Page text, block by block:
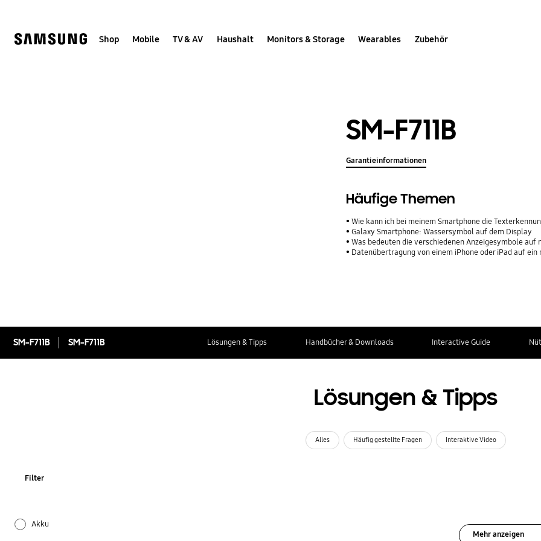
Shop Mobile TV & AV Haushalt Monitors & Storage Wearables Zubehör
SM-F711B
Garantieinformationen
Häufige Themen
Wie kann ich bei meinem Smartphone die
Galaxy Smartphone: Wassersymbol auf dem Display
Was bedeuten die verschiedenen Anzeigesymbole auf
Datenübertragung von einem iPhone oder iPad auf
SM-F711B SM-F711B Lösungen & Tipps Handbücher & Downloads Interactive Guide
Lösungen & Tipps
Alles Häufig gestellte Fragen Interaktive Video
Filter
Akku
Mehr anzeigen